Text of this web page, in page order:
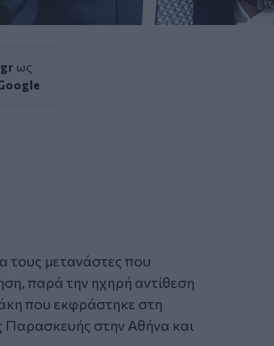
ως
τους μετανάστες που
παρά την ηχηρή αντίθεση
που εκφράστηκε στη
στην Αθήνα και